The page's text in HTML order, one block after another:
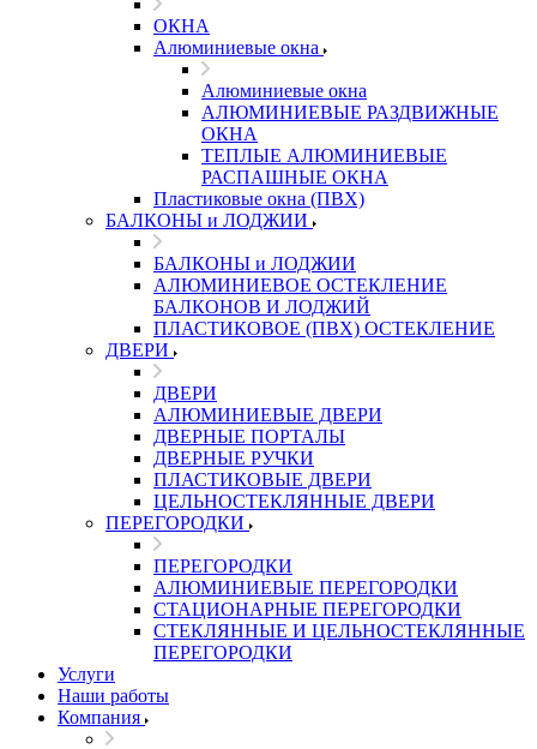
ОКНА
Алюминиевые окна
Алюминиевые окна
АЛЮМИНИЕВЫЕ РАЗДВИЖНЫЕ
ОКНА
ТЕПЛЫЕ АЛЮМИНИЕВЫЕ
РАСПАШНЫЕ ОКНА
Пластиковые окна (ПВХ)
БАЛКОНЫ и ЛОДЖИИ
БАЛКОНЫ и ЛОДЖИИ
АЛЮМИНИЕВОЕ ОСТЕКЛЕНИЕ
БАЛКОНОВ И ЛОДЖИЙ
ПЛАСТИКОВОЕ (ПВХ) ОСТЕКЛЕНИЕ
ДВЕРИ
ДВЕРИ
АЛЮМИНИЕВЫЕ ДВЕРИ
ДВЕРНЫЕ ПОРТАЛЫ
ДВЕРНЫЕ РУЧКИ
ПЛАСТИКОВЫЕ ДВЕРИ
ЦЕЛЬНОСТЕКЛЯННЫЕ ДВЕРИ
ПЕРЕГОРОДКИ
ПЕРЕГОРОДКИ
АЛЮМИНИЕВЫЕ ПЕРЕГОРОДКИ
СТАЦИОНАРНЫЕ ПЕРЕГОРОДКИ
СТЕКЛЯННЫЕ И ЦЕЛЬНОСТЕКЛЯННЫЕ
ПЕРЕГОРОДКИ
Услуги
Наши работы
Компания